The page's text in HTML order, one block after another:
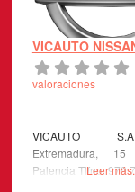
VICAUTO
valoraciones
VICAUTO
Extremadura,
Palencia Tlfno: 979
Leer